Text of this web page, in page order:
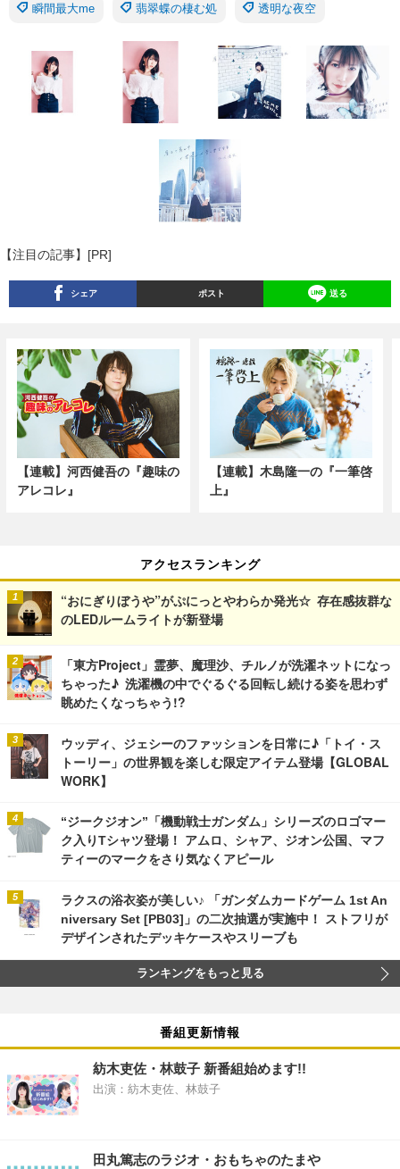
瞬間最大me 翡翠蝶の棲む処 透明な夜空
【注目の記事】[PR]
シェア ポスト 送る
【連載】河西健吾の『趣味の
アレコレ』
【連載】木島隆一の『一筆啓
上』
アクセスランキング
“おにぎりぼうや”がぷにっとやわらか発光☆ 存在感抜群な
のLEDルームライトが新登場
「東方Project」霊夢、魔理沙、チルノが洗濯ネットになっ
ちゃった♪ 洗濯機の中でぐるぐる回転し続ける姿を思わず
眺めたくなっちゃう!?
ウッディ、ジェシーのファッションを日常に♪「トイ・ス
トーリー」の世界観を楽しむ限定アイテム登場【GLOBAL
WORK】
“ジークジオン”「機動戦士ガンダム」シリーズのロゴマー
ク入りTシャツ登場！ アムロ、シャア、ジオン公国、マフ
ティーのマークをさり気なくアピール
ラクスの浴衣姿が美しい♪ 「ガンダムカードゲーム 1st An
niversary Set [PB03]」の二次抽選が実施中！ ストフリが
デザインされたデッキケースやスリーブも
ランキングをもっと見る
番組更新情報
紡木吏佐・林鼓子 新番組始めます!!
出演：紡木吏佐、林鼓子
田丸篤志のラジオ・おもちゃのたまや